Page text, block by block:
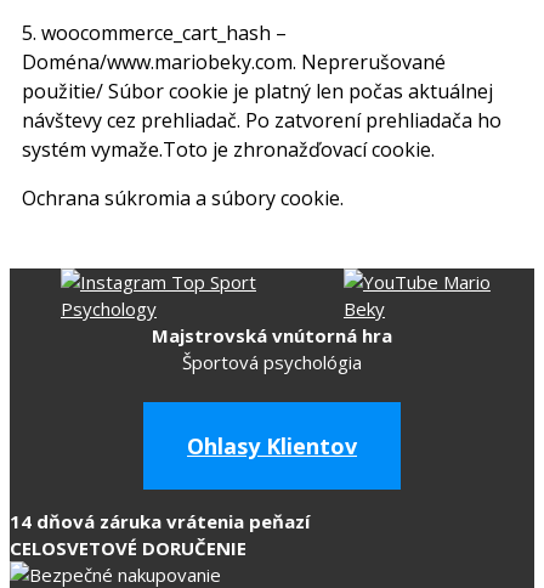
5. woocommerce_cart_hash –
Doména/www.mariobeky.com. Neprerušované
použitie/ Súbor cookie je platný len počas aktuálnej
návštevy cez prehliadač. Po zatvorení prehliadača ho
systém vymaže.Toto je zhronažďovací cookie.
Ochrana súkromia a súbory cookie.
Majstrovská vnútorná hra
Športová psychológia
Ohlasy Klientov
14 dňová záruka vrátenia peňazí
CELOSVETOVÉ DORUČENIE